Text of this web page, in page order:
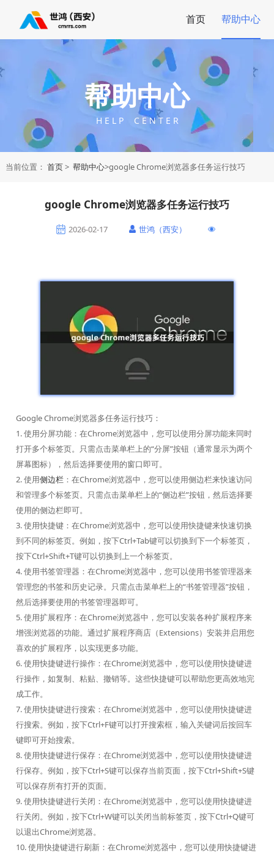
首页 帮助中心
帮助中心
H E L P C E N T E R
当前位置： 首页> 帮助中心>google Chrome浏览器多任务运行技巧
google Chrome浏览器多任务运行技巧
2026-02-17 世鸿（西安）
Google Chrome浏览器多任务运行技巧：
1. 使用分屏功能：在Chrome浏览器中，您可以使用分屏功能来同时
打开多个标签页。只需点击菜单栏上的“分屏”按钮（通常显示为两个
屏幕图标），然后选择要使用的窗口即可。
2. 使用侧边栏：在Chrome浏览器中，您可以使用侧边栏来快速访问
和管理多个标签页。只需点击菜单栏上的“侧边栏”按钮，然后选择要
使用的侧边栏即可。
3. 使用快捷键：在Chrome浏览器中，您可以使用快捷键来快速切换
到不同的标签页。例如，按下Ctrl+Tab键可以切换到下一个标签页，
按下Ctrl+Shift+T键可以切换到上一个标签页。
4. 使用书签管理器：在Chrome浏览器中，您可以使用书签管理器来
管理您的书签和历史记录。只需点击菜单栏上的“书签管理器”按钮，
然后选择要使用的书签管理器即可。
5. 使用扩展程序：在Chrome浏览器中，您可以安装各种扩展程序来
增强浏览器的功能。通过扩展程序商店（Extensions）安装并启用您
喜欢的扩展程序，以实现更多功能。
6. 使用快捷键进行操作：在Chrome浏览器中，您可以使用快捷键进
行操作，如复制、粘贴、撤销等。这些快捷键可以帮助您更高效地完
成工作。
7. 使用快捷键进行搜索：在Chrome浏览器中，您可以使用快捷键进
行搜索。例如，按下Ctrl+F键可以打开搜索框，输入关键词后按回车
键即可开始搜索。
8. 使用快捷键进行保存：在Chrome浏览器中，您可以使用快捷键进
行保存。例如，按下Ctrl+S键可以保存当前页面，按下Ctrl+Shift+S键
可以保存所有打开的页面。
9. 使用快捷键进行关闭：在Chrome浏览器中，您可以使用快捷键进
行关闭。例如，按下Ctrl+W键可以关闭当前标签页，按下Ctrl+Q键可
以退出Chrome浏览器。
10. 使用快捷键进行刷新：在Chrome浏览器中，您可以使用快捷键进